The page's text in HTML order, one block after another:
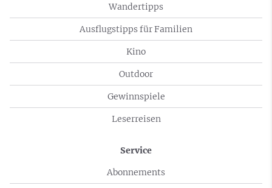
Wandertipps
Ausflugstipps für Familien
Kino
Outdoor
Gewinnspiele
Leserreisen
Service
Abonnements